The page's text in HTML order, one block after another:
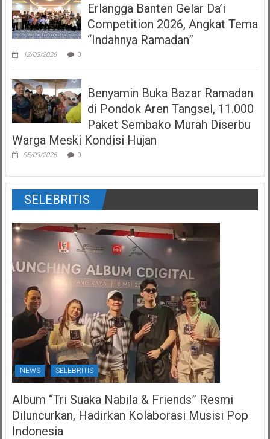
Erlangga Banten Gelar Da’i
Competition 2026, Angkat Tema
“Indahnya Ramadan”
12/03/2026 0
Benyamin Buka Bazar Ramadan
di Pondok Aren Tangsel, 11.000
Paket Sembako Murah Diserbu
Warga Meski Kondisi Hujan
05/03/2026 0
SELEBRITIS
NEWS SELEBRITIS
Album “Tri Suaka Nabila & Friends” Resmi
Diluncurkan, Hadirkan Kolaborasi Musisi Pop
Indonesia